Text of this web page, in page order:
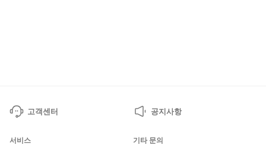
고객센터 공지사항
서비스 기타 문의